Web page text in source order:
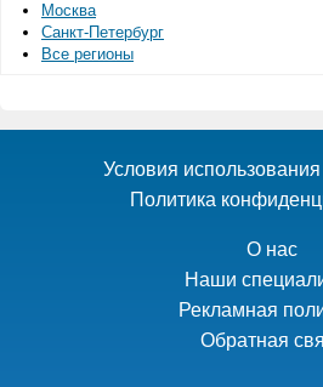
Москва
Санкт-Петербург
Все регионы
Условия
Политика
О нас
Наши
Рекламная
Обратная